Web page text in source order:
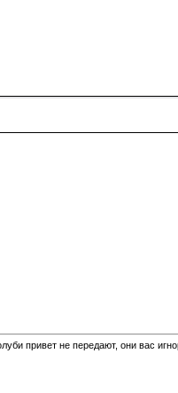
привет не передают, они вас